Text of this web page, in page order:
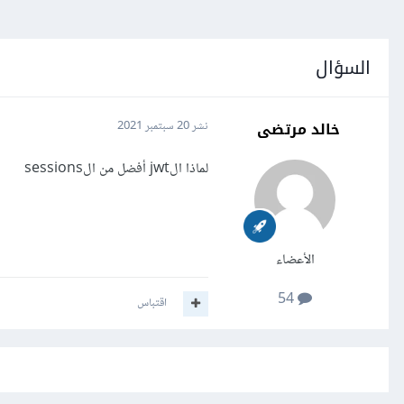
السؤال
خالد مرتضى
الأعضاء
نشر20 سبتمبر 2021
لماذا الjwt أفضل من الsessions
اقتباس